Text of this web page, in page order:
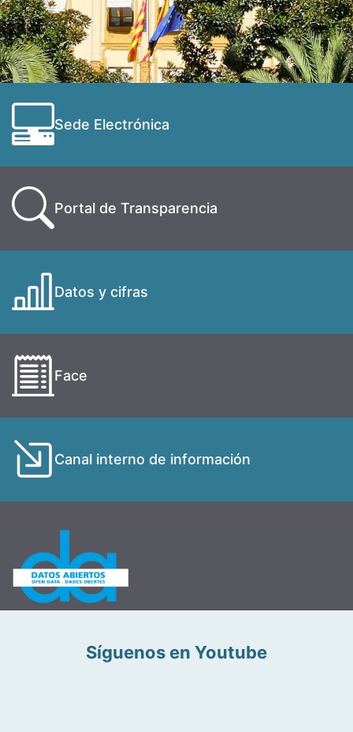
Sede Electrónica
Portal de Transparencia
Datos y cifras
Face
Canal interno de información
Síguenos en Youtube